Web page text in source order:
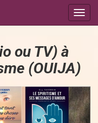
ou TV) à
(OUIJA)